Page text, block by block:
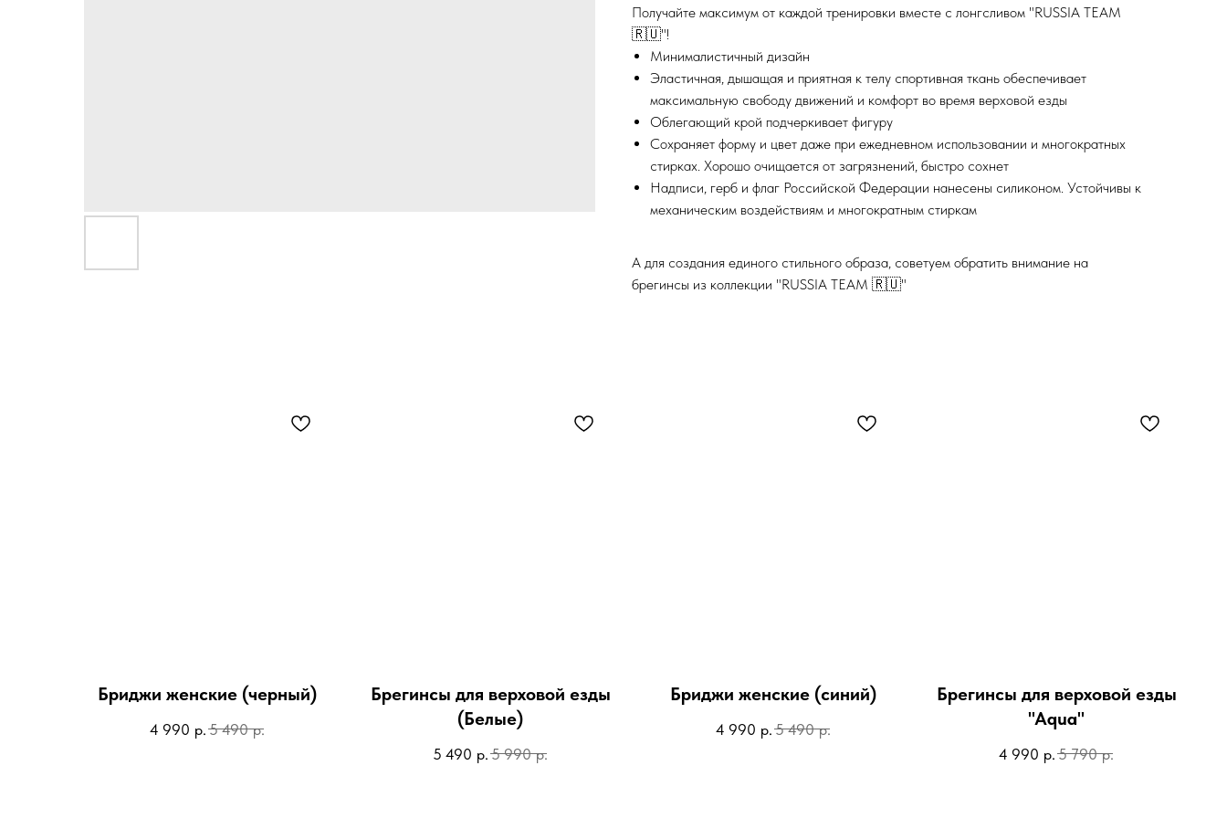
Получайте максимум от каждой тренировки вместе с лонгсливом "RUSSIA TEAM
🇷🇺"!
Минималистичный дизайн
Эластичная, дышащая и приятная к телу спортивная ткань обеспечивает
максимальную свободу движений и комфорт во время верховой езды
Облегающий крой подчеркивает фигуру
Сохраняет форму и цвет даже при ежедневном использовании и многократных
стирках. Хорошо очищается от загрязнений, быстро сохнет
Надписи, герб и флаг Российской Федерации нанесены силиконом. Устойчивы к
механическим воздействиям и многократным стиркам
А для создания единого стильного образа, советуем обратить внимание на
брегинсы из коллекции "RUSSIA TEAM 🇷🇺"
Бриджи женские (черный)
4 990 р. 5 490 р.
Брегинсы для верховой езды
(Белые)
5 490 р. 5 990 р.
Бриджи женские (синий)
4 990 р. 5 490 р.
Брегинсы для верховой езды
"Aqua"
4 990 р. 5 790 р.